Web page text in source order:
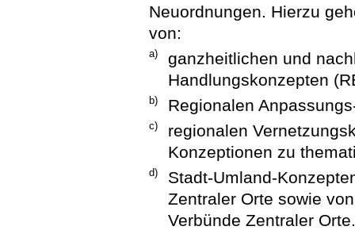
Neuordnungen. Hierzu
von:
a)
ganzheitlichen und
Handlungskonzepten
b) Regionalen
c)
regionalen
Konzeptionen zu
d)
Stadt-Umland-
Zentraler Orte sowie
Verbünde Zentraler